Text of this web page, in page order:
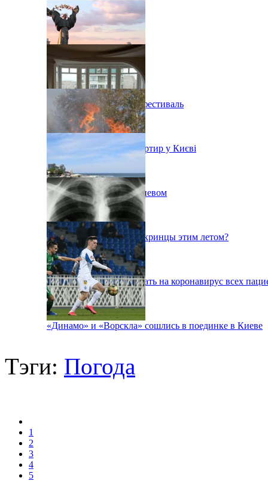
В Киеве состоится эко-фестиваль
Ситуація з орендою квартир у Києві
Пожар на свалке под Киевом
Куда поедут отдыхать укринцы этим летом?
В Киеве будут тестировать на коронавирус всех
«Динамо» и «Ворскла» сошлись в поединке в Киеве
Тэги: Погода
1
2
3
4
5